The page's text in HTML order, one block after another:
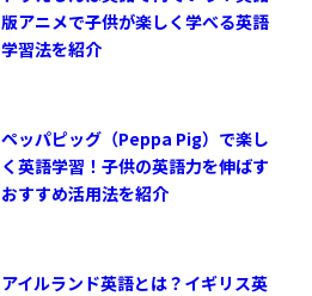
版アニメで子供が楽しく学べる英語
学習法を紹介
ペッパピッグ（Peppa Pig）で楽し
く英語学習！子供の英語力を伸ばす
おすすめ活用法を紹介
アイルランド英語とは？イギリス英